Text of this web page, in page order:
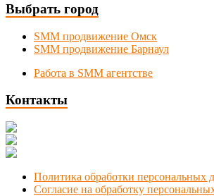
Выбрать город
SMM продвижение Омск
SMM продвижение Барнаул
Работа в SMM агентстве
Контакты
Политика обработки персональных
Согласие на обработку